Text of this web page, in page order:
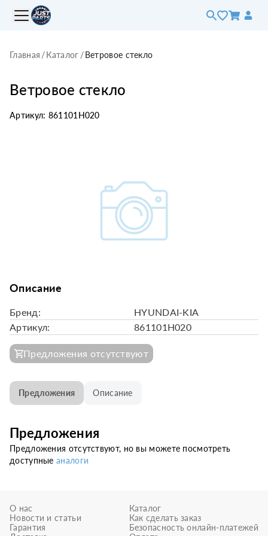
Главная /Каталог /Ветровое стекло
Ветровое стекло
Артикул: 861101H020
Описание
Бренд:
HYUNDAI-KIA
Артикул:
861101H020
Предложения отсутствуют
Предложения Описание
Предложения
Предложения отсутствуют, но вы можете посмотреть
доступныеаналоги
О нас
Новости и статьи
Гарантия
Каталог
Как сделать заказ
Безопасность онлайн-платежей